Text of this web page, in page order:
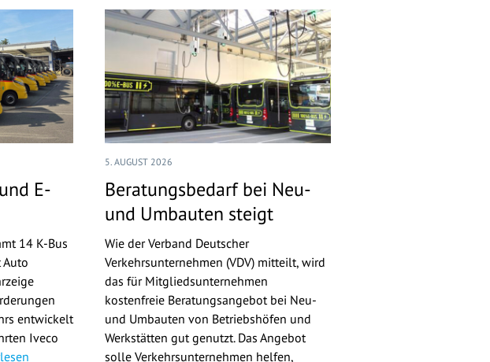
E-
14 K-Bus
entwickelt
Iveco
5. AUGUST 2026
Beratungsbedarf bei Neu-
und Umbauten steigt
Wie der Verband Deutscher
Verkehrsunternehmen (VDV) mitteilt, wird
das für Mitgliedsunternehmen
kostenfreie Beratungsangebot bei Neu-
und Umbauten von Betriebshöfen und
Werkstätten gut genutzt. Das Angebot
solle Verkehrsunternehmen helfen,